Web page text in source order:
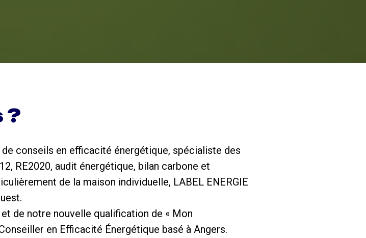
?
conseils en efficacité énergétique, spécialiste des
RE2020, audit énergétique, bilan carbone et
de la maison individuelle, LABEL ENERGIE
de notre nouvelle qualification de « Mon
en Efficacité Énergétique basé à Angers.